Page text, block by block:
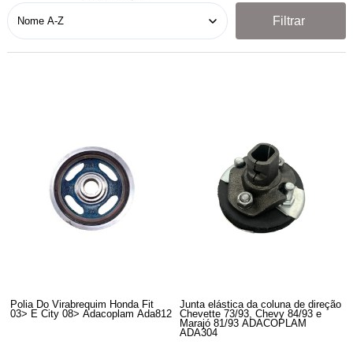
Filtrar
Polia Do Virabrequim Honda Fit
03> E City 08> Adacoplam Ada812
Junta elástica da coluna de direção
Chevette 73/93, Chevy 84/93 e
Marajó 81/93 ADACOPLAM
ADA304